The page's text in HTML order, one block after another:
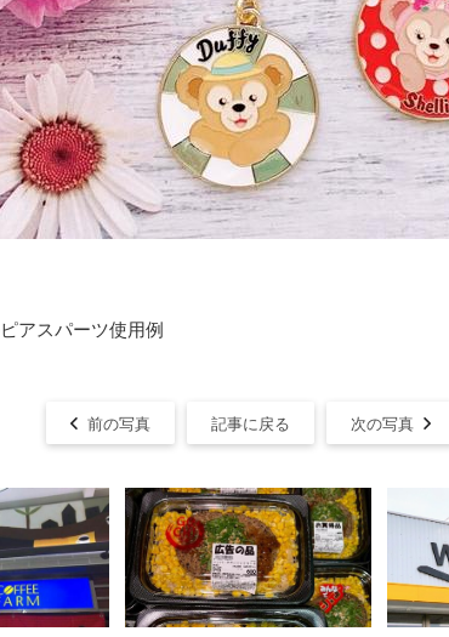
アスパーツ使用例
前の写真 記事に戻る 次の写真